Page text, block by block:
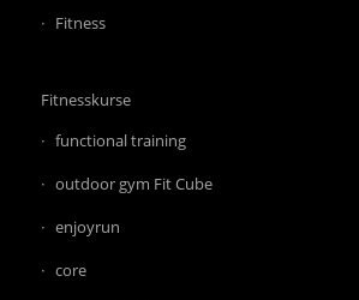
Fitness
Fitnesskurse
functional training
outdoor gym Fit Cube
enjoyrun
core